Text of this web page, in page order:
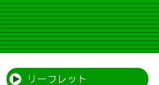
リーフレット